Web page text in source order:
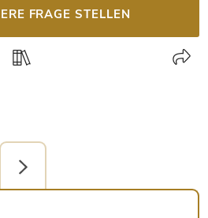
FRAGE STELLEN
Detailbild